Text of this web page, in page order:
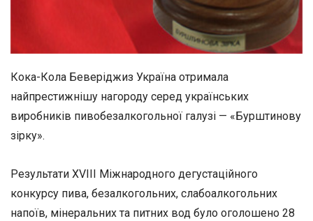
Кока-Кола Беверіджиз Україна отримала
найпрестижнішу нагороду серед українських
виробників пивобезалкогольної галузі — «Бурштинову
зірку».
Результати XVIII Міжнародного дегустаційного
конкурсу пива, безалкогольних, слабоалкогольних
напоїв, мінеральних та питних вод було оголошено 28